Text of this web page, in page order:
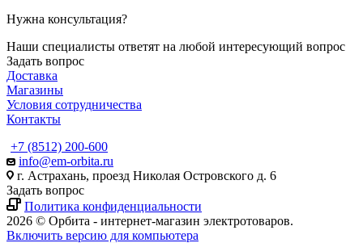
Нужна консультация?
Наши специалисты ответят на любой интересующий вопрос
Задать вопрос
Доставка
Магазины
Условия сотрудничества
Контакты
+7 (8512) 200-600
info@em-orbita.ru
г. Астрахань, проезд Николая Островского д. 6
Задать вопрос
Политика конфиденциальности
2026 © Орбита - интернет-магазин электротоваров.
Включить версию для компьютера